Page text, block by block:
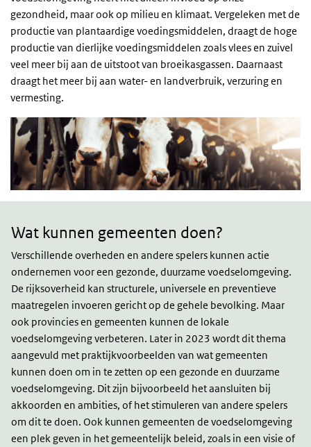
gezondheid, maar ook op milieu en klimaat. Vergeleken met de
productie van plantaardige voedingsmiddelen, draagt de hoge
productie van dierlijke voedingsmiddelen zoals vlees en zuivel
veel meer bij aan de uitstoot van broeikasgassen. Daarnaast
draagt het meer bij aan water- en landverbruik, verzuring en
vermesting.
Rol
en
gemeenten
Wat kunnen gemeenten doen?
Verschillende overheden en andere spelers kunnen actie
ondernemen voor een gezonde, duurzame voedselomgeving.
De rijksoverheid kan structurele, universele en preventieve
maatregelen invoeren gericht op de gehele bevolking. Maar
ook provincies en gemeenten kunnen de lokale
voedselomgeving verbeteren. Later in 2023 wordt dit thema
aangevuld met praktijkvoorbeelden van wat gemeenten
kunnen doen om in te zetten op een gezonde en duurzame
voedselomgeving. Dit zijn bijvoorbeeld het aansluiten bij
akkoorden en ambities, of het stimuleren van andere spelers
om dit te doen. Ook kunnen gemeenten de voedselomgeving
een plek geven in het gemeentelijk beleid, zoals in een visie of